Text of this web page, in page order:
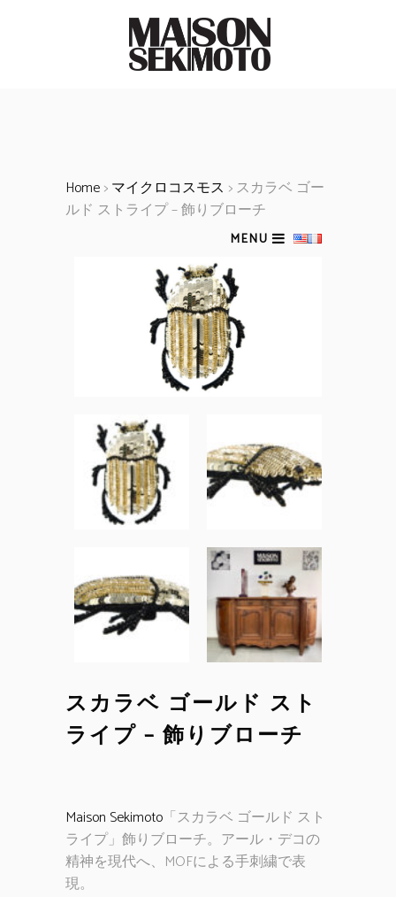
MENU
Home>マイクロコスモス > スカラベ ゴー
ルド ストライプ – 飾りブローチ
スカラベ ゴールド スト
ライプ – 飾りブローチ
Maison Sekimoto 「スカラベ ゴールド スト
ライプ」飾りブローチ。アール・デコの
精神を現代へ、MOFによる手刺繍で表
現。